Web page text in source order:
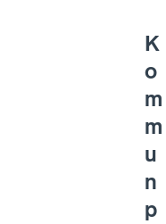
K
o
m
m
u
n
p